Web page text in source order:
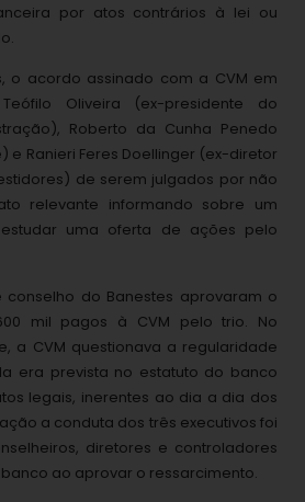
por atos contrários à lei ou
o acordo assinado com a CVM em
Oliveira (ex-presidente do
Roberto da Cunha Penedo
e Ranieri Feres Doellinger (ex-diretor
de serem julgados por não
relevante informando sobre um
uma oferta de ações pelo
conselho do Banestes aprovaram o
mil pagos à CVM pelo trio. No
a CVM questionava a regularidade
era prevista no estatuto do banco
legais, inerentes ao dia a dia dos
a conduta dos três executivos foi
diretores e controladores
ao aprovar o ressarcimento.